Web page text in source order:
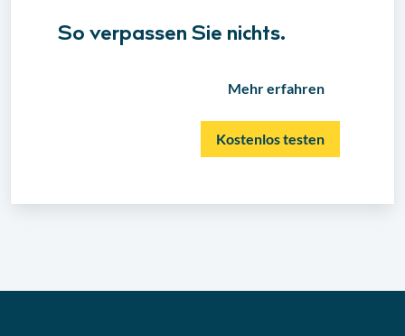
So verpassen Sie nichts.
Mehr erfahren
Kostenlos testen